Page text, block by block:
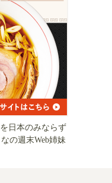
日本のみならず
の週末Web姉妹